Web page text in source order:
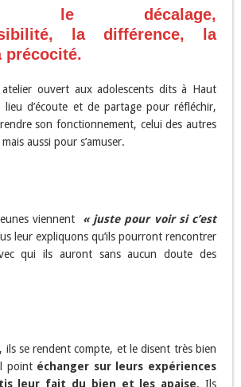
le décalage,
la différence, la
précocité.
ouvert aux adolescents dits à Haut
lieu d’écoute et de partage pour réfléchir,
son fonctionnement, celui des autres
aussi pour s’amuser.
viennent « juste pour voir si c’est
leur expliquons qu’ils pourront rencontrer
qui ils auront sans aucun doute des
ils se rendent compte, et le disent très bien
point échanger sur leurs expériences
leur fait du bien et les apaise. Ils